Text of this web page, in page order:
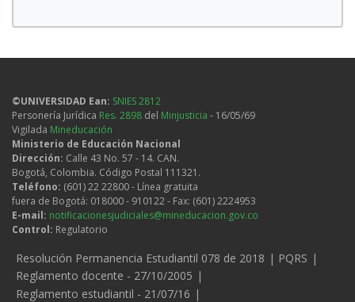
©UNIVERSIDAD Ean: SNIES 2812
Personería Jurídica Res. 2898 del Minjusticia - 16/05/69
Vigilada Mineducación
Ministerio de Educación Nacional
Dirección: Calle 43 No. 57 - 14. CAN.
Bogotá, Colombia. Código Postal 111321.
Teléfono: (601) 22 22800 - Línea gratuita
fuera de Bogotá: 018000 - 910122 - Fax: (601) 2224953
E-mail: notificacionesjudiciales@mineducacion.gov.co
Control: Regulatorio
Legales
Resolución Permanencia Estudiantil 078 de 2018
PQRS
Reglamento docente - 27/10/2005
Reglamento estudiantil - 21/07/16